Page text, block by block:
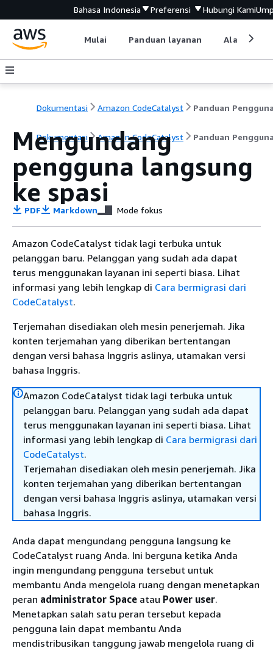
Bahasa Indonesia Preferensi Hubungi Kami
Mulai Panduan layanan Alat
Dokumentasi Amazon CodeCatalyst Panduan
Dokumentasi Amazon CodeCatalyst Panduan
Mengundang
pengguna langsung
ke spasi
PDF Markdown Mode fokus
Amazon CodeCatalyst tidak lagi terbuka untuk
pelanggan baru. Pelanggan yang sudah ada dapat
terus menggunakan layanan ini seperti biasa. Lihat
informasi yang lebih lengkap di Cara bermigrasi dari
CodeCatalyst.
Terjemahan disediakan oleh mesin penerjemah. Jika
konten terjemahan yang diberikan bertentangan
dengan versi bahasa Inggris aslinya, utamakan versi
bahasa Inggris.
Amazon CodeCatalyst tidak lagi terbuka untuk
pelanggan baru. Pelanggan yang sudah ada dapat
terus menggunakan layanan ini seperti biasa. Lihat
informasi yang lebih lengkap di Cara bermigrasi dari
CodeCatalyst.
Terjemahan disediakan oleh mesin penerjemah. Jika
konten terjemahan yang diberikan bertentangan
dengan versi bahasa Inggris aslinya, utamakan versi
bahasa Inggris.
Anda dapat mengundang pengguna langsung ke
CodeCatalyst ruang Anda. Ini berguna ketika Anda
ingin mengundang pengguna tersebut untuk
membantu Anda mengelola ruang dengan menetapkan
peran administrator Space atau Power user.
Menetapkan salah satu peran tersebut kepada
pengguna lain dapat membantu Anda
mendistribusikan tanggung jawab mengelola ruang di